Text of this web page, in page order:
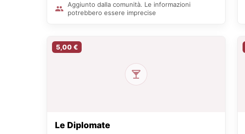
Aggiunto dalla comunità. Le informazioni
potrebbero essere imprecise
5,00 €
Le Diplomate